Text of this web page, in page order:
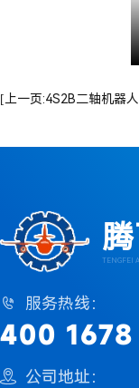
[上一页:4S2B二轴机器
TENGFEI
 服务热线：
400
 公司地址：